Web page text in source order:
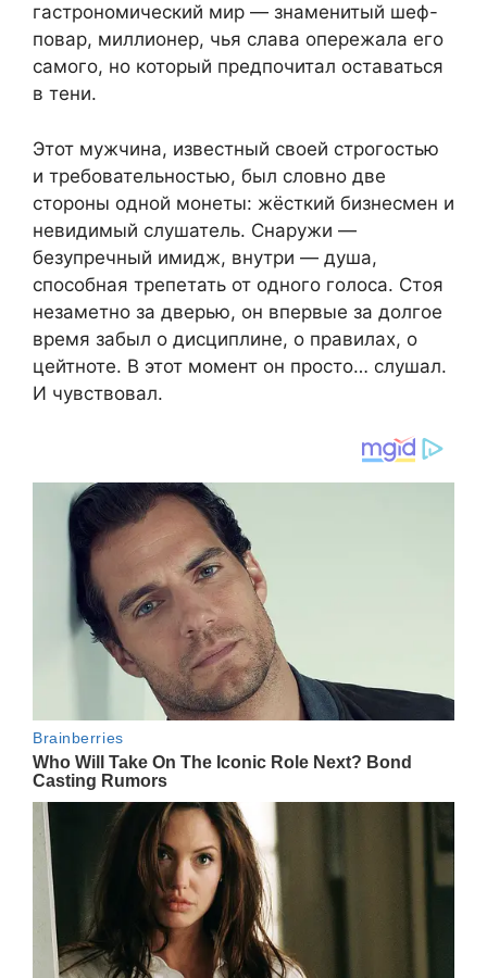
гастрономический мир — знаменитый шеф-
повар, миллионер, чья слава опережала его
самого, но который предпочитал оставаться
в тени.
Этот мужчина, известный своей строгостью
и требовательностью, был словно две
стороны одной монеты: жёсткий бизнесмен и
невидимый слушатель. Снаружи —
безупречный имидж, внутри — душа,
способная трепетать от одного голоса. Стоя
незаметно за дверью, он впервые за долгое
время забыл о дисциплине, о правилах, о
цейтноте. В этот момент он просто… слушал.
И чувствовал.